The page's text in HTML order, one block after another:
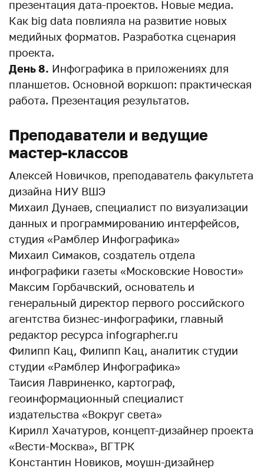
презентация дата-проектов. Новые медиа.
Как big data повлияла на развитие новых
медийных форматов. Разработка сценария
проекта.
День 8. Инфографика в приложениях для
планшетов. Основной воркшоп: практическая
работа. Презентация результатов.
Преподаватели и ведущие
мастер-классов
Алексей Новичков, преподаватель факультета
дизайна НИУ ВШЭ
Михаил Дунаев, специалист по визуализации
данных и программированию интерфейсов,
студия «Рамблер Инфографика»
Михаил Симаков, создатель отдела
инфографики газеты «Московские Новости»
Максим Горбачвский, основатель и
генеральный директор первого российского
агентства бизнес-инфографики, главный
редактор ресурса infographer.ru
Филипп Кац, Филипп Кац, аналитик студии
студии «Рамблер Инфографика»
Таисия Лавриненко, картограф,
геоинформационный специалист
издательства «Вокруг света»
Кирилл Хачатуров, концепт-дизайнер проекта
«Вести-Москва», ВГТРК
Константин Новиков, моушн-дизайнер